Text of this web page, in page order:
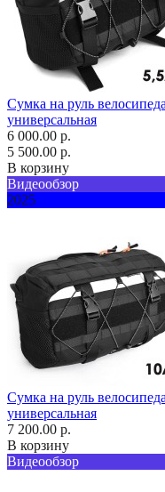
Сумка на руль
универсальная
6 000.00 р.
5 500.00 р.
В корзину
Видеообзор
2025
Сумка на руль
универсальная
7 200.00 р.
В корзину
Видеообзор